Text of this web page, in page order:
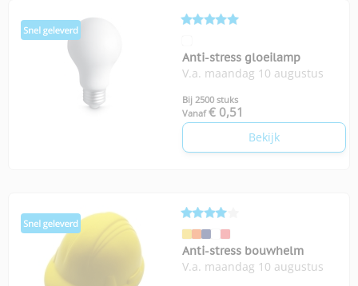
Anti-stress gloeilamp
V.a. maandag 10 augustus
Bij 2500 stuks
Vanaf € 0,51
Bekijk
Anti-stress bouwhelm
V.a. maandag 10 augustus